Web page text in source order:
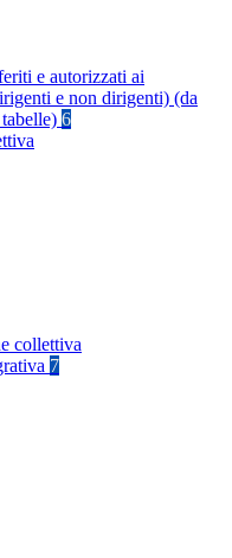
e autorizzati ai
e non dirigenti) (da
6
collettiva
7